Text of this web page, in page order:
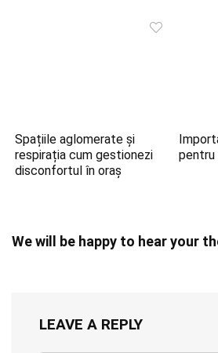
Spațiile aglomerate și
respirația cum gestionezi
disconfortul în oraș
pentru
We will be happy to hear your
LEAVE A REPLY